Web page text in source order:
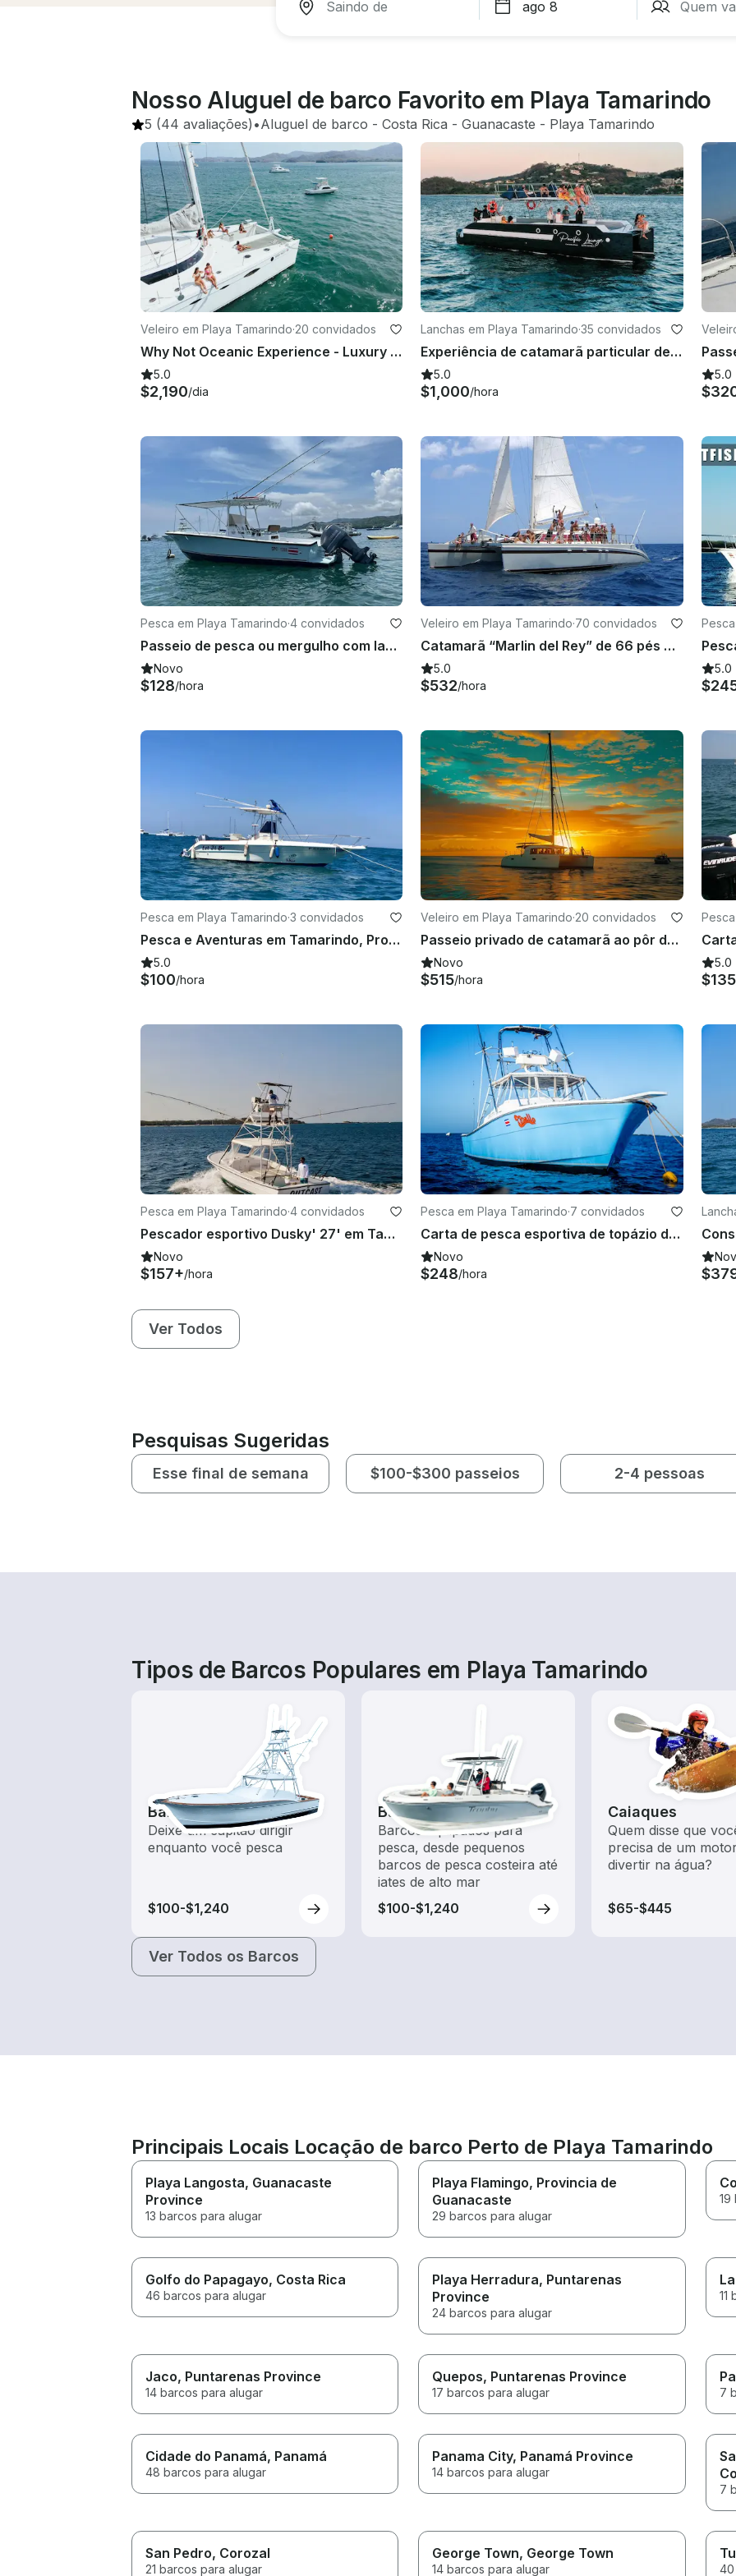
Nosso Aluguel de barco Favorito em Playa Tamarindo
5 (44 avaliações) •Aluguel de barco - Costa Rica - Guanacaste - Playa Tamarindo
Veleiro em Playa Tamarindo·20 convidados
Why Not Oceanic Experience - Luxury Fountaine Pajot de 61 pés em Flamingo
5.0
$2,190/dia
Lanchas em Playa Tamarindo·35 convidados
Experiência de catamarã particular de luxo (manhã e pôr do sol) Tamarindo, (a partir de 2650$)
5.0
$1,000/hora
5.0
Pesca em Playa Tamarindo·4 convidados
Passeio de pesca ou mergulho com lanches e bebidas
Novo
$128/hora
Veleiro em Playa Tamarindo·70 convidados
Catamarã “Marlin del Rey” de 66 pés à vela em Playa Tamarindo
5.0
$532/hora
5.0
Pesca em Playa Tamarindo·3 convidados
Pesca e Aventuras em Tamarindo, Província de Guanacaste
5.0
$100/hora
Veleiro em Playa Tamarindo·20 convidados
Passeio privado de catamarã ao pôr do sol na Costa Rica com bebidas
Novo
$515/hora
5.0
$135
Pesca em Playa Tamarindo·4 convidados
Pescador esportivo Dusky' 27' em Tamarindo, Costa Rica
Novo
$157+/hora
Pesca em Playa Tamarindo·7 convidados
Carta de pesca esportiva de topázio de 36 pés em Tamarindo, Costa Rica
Novo
$248/hora
Ver Todos
Pesquisas Sugeridas
Esse final de semana $100-$300 passeios 2-4 pessoas
Tipos de Barcos Populares em Playa Tamarindo
Barcos de pesca
Deixe um capitão dirigir
enquanto você pesca
$100-$1,240
Barcos de pesca
Barcos equipados para
pesca, desde pequenos
barcos de pesca costeira até
iates de alto mar
$100-$1,240
Caiaques
Quem disse que
precisa de um
divertir na água?
$65-$445
Ver Todos os Barcos
Principais Locais Locação de barco Perto de Playa Tamarindo
Playa Langosta, Guanacaste
Province
13 barcos para alugar
Playa Flamingo, Provincia de
Guanacaste
29 barcos para alugar
19
Golfo do Papagayo, Costa Rica
46 barcos para alugar
Playa Herradura, Puntarenas
Province
24 barcos para alugar
11
Jaco, Puntarenas Province
14 barcos para alugar
Quepos, Puntarenas Province
17 barcos para alugar 7
Cidade do Panamá, Panamá
48 barcos para alugar
Panama City, Panamá Province
14 barcos para alugar
7
San Pedro, Corozal
21 barcos para alugar
George Town, George Town
14 barcos para alugar 40